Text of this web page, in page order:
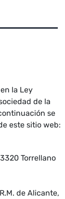
la Ley
de la
se
este sitio web:
Torrellano
de Alicante,